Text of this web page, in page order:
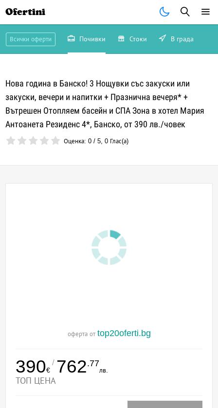
Ofertini
Всички оферти Почивки Стоки В града
Нова година в Банско! 3 Нощувки със закуски или
закуски, вечери и напитки + Празнична вечеря* +
Вътрешен Отопляем басейн и СПА Зона в хотел Мария
Антоанета Резиденс 4*, Банско, от 390 лв./човек
Оценка:0 /5,0 Глас(а)
оферта от top20oferti.bg
390€
/ 762.77
лв.
ТОП ЦЕНА